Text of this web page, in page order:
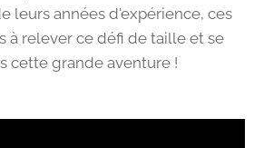
leurs années d'expérience, ces
à relever ce défi de taille et se
cette grande aventure !